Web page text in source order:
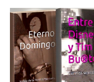
contenido